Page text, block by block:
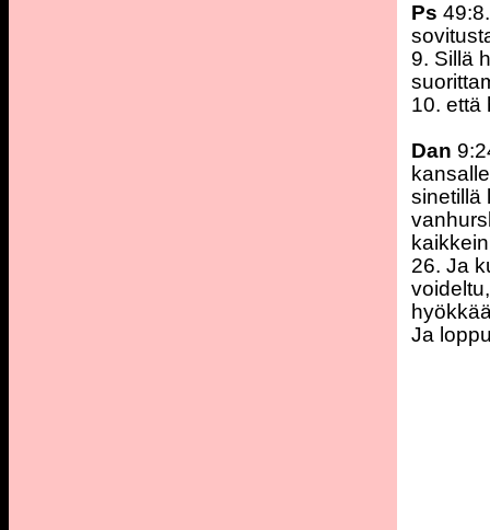
Ps
9. Sillä
10. että
Dan
sinetillä
26. Ja
Ja